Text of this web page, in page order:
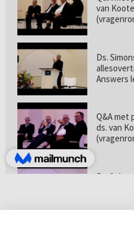
van
Ds.
Answers
Q&A met
ds. van
Prof. dr.